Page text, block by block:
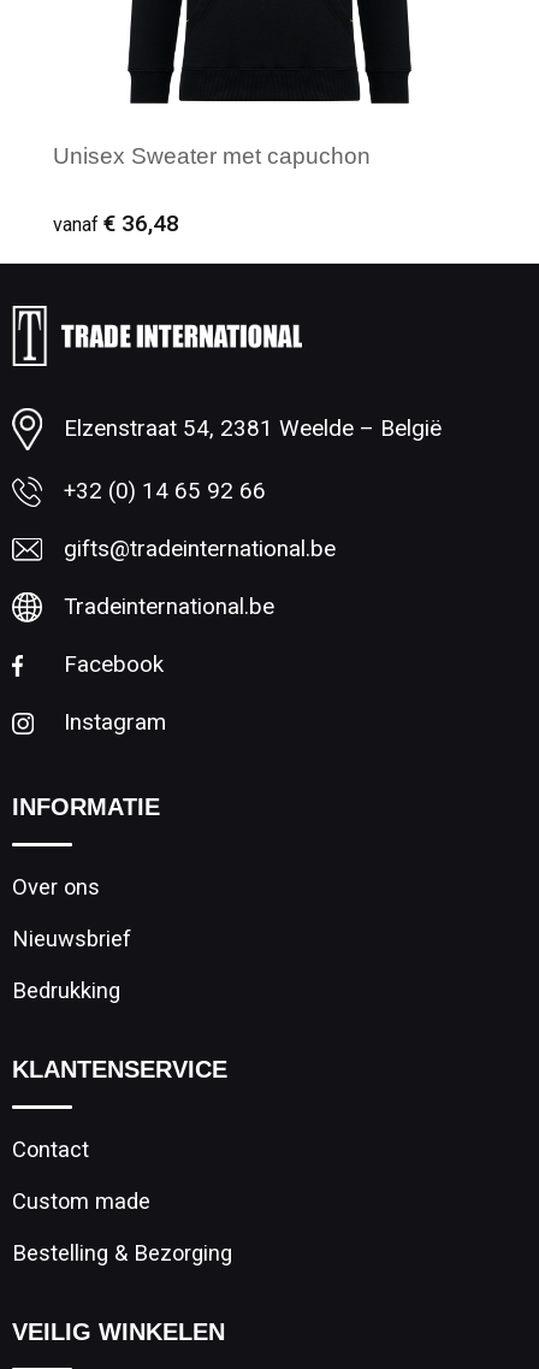
Unisex Sweater met capuchon
vanaf € 36,48
Minimale afname: 1
Elzenstraat 54, 2381 Weelde – België
+32 (0) 14 65 92 66
gifts@tradeinternational.be
Tradeinternational.be
Facebook
Instagram
INFORMATIE
Over ons
Nieuwsbrief
Bedrukking
KLANTENSERVICE
Contact
Custom made
Bestelling & Bezorging
VEILIG WINKELEN